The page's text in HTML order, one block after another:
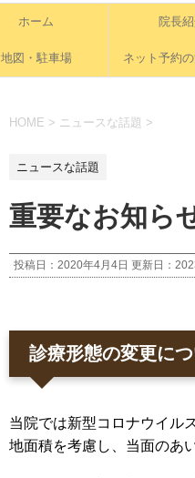
ホーム 院長
地図・駐車場 ネット予約
HOME > ニュースな話題 >
ニュースな話題
重要なお知ら
投稿日：2020年4月4日 更新日：
診療形態の変更に
当院では新型コロナウイル
地面積を考慮し、当面のあ